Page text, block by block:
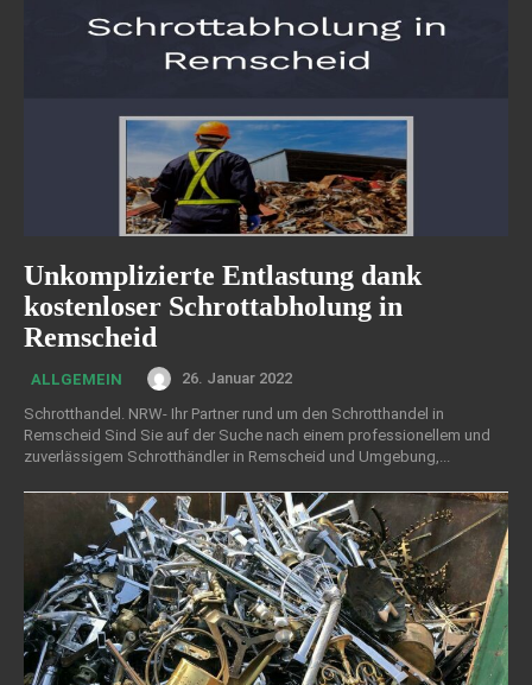
Unkomplizierte Entlastung dank
kostenloser Schrottabholung in
Remscheid
ALLGEMEIN
26. Januar 2022
Schrotthandel. NRW- Ihr Partner rund um den Schrotthandel in
Remscheid Sind Sie auf der Suche nach einem professionellem und
zuverlässigem Schrotthändler in Remscheid und Umgebung,...